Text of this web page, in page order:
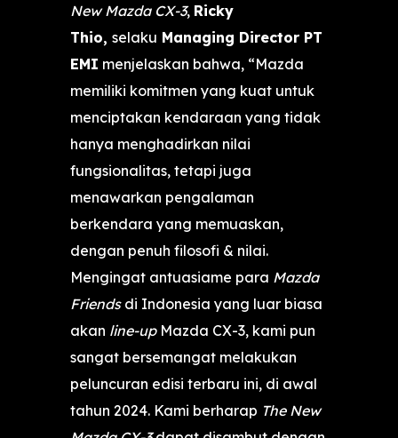
New Mazda CX-3, Ricky
Thio, selaku Managing Director PT
EMI menjelaskan bahwa, “Mazda
memiliki komitmen yang kuat untuk
menciptakan kendaraan yang tidak
hanya menghadirkan nilai
fungsionalitas, tetapi juga
menawarkan pengalaman
berkendara yang memuaskan,
dengan penuh filosofi & nilai.
Mengingat antuasiame para Mazda
Friendsdi Indonesia yang luar biasa
akan line-upMazda CX-3, kami pun
sangat bersemangat melakukan
peluncuran edisi terbaru ini, di awal
tahun 2024. Kami berharap The New